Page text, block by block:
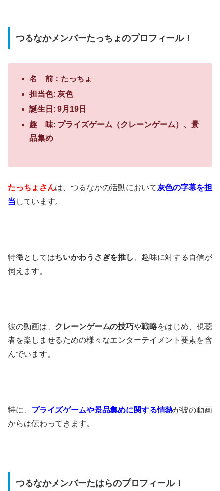
つるなかメンバーたっちょのプロフィール！
名 前：たっちょ
担当色: 灰色
誕生日: 9月19日
趣 味: プライズゲーム（クレーンゲーム）、景
品集め
たっちょさんは、つるなかの活動において灰色の字幕を担
当 しています。
特徴としてはちいかわうさぎを推し
、趣味に対する自信が
伺えます。
彼の動画は、 クレーンゲームの技巧や戦略をはじめ、視聴
者を楽しませるための様々なエンターテイメント要素を含
んでいます。
特に、 プライズゲームや景品集めに関する情熱が彼の動画
からは伝わってきます。
つるなかメンバーたはらのプロフィール！